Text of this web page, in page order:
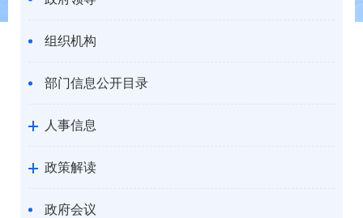
组织机构
部门信息公开目录
人事信息
政策解读
政府会议